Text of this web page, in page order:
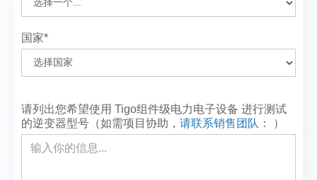
国家*
请列出您希望使用 Tigo组件级电力电子设备 进行测试
的逆变器型号（如需项目协助 ，请联系销售团队 ： ）